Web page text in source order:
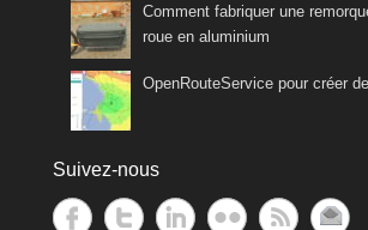
Comment fabriquer une
roue en aluminium
OpenRouteService pour créer
Suivez-nous